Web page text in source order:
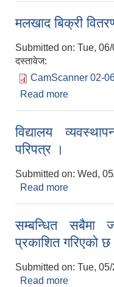
मलखाद बिक्री
Submitted on: Tue,
दस्तावेज:
CamScanner 02-
Read more
विद्यालय
परिपत्र ।
Submitted on: Wed,
Read more
सम्बन्धित सबैमा
प्रकाशित गरिएको छ
Submitted on: Tue,
Read more